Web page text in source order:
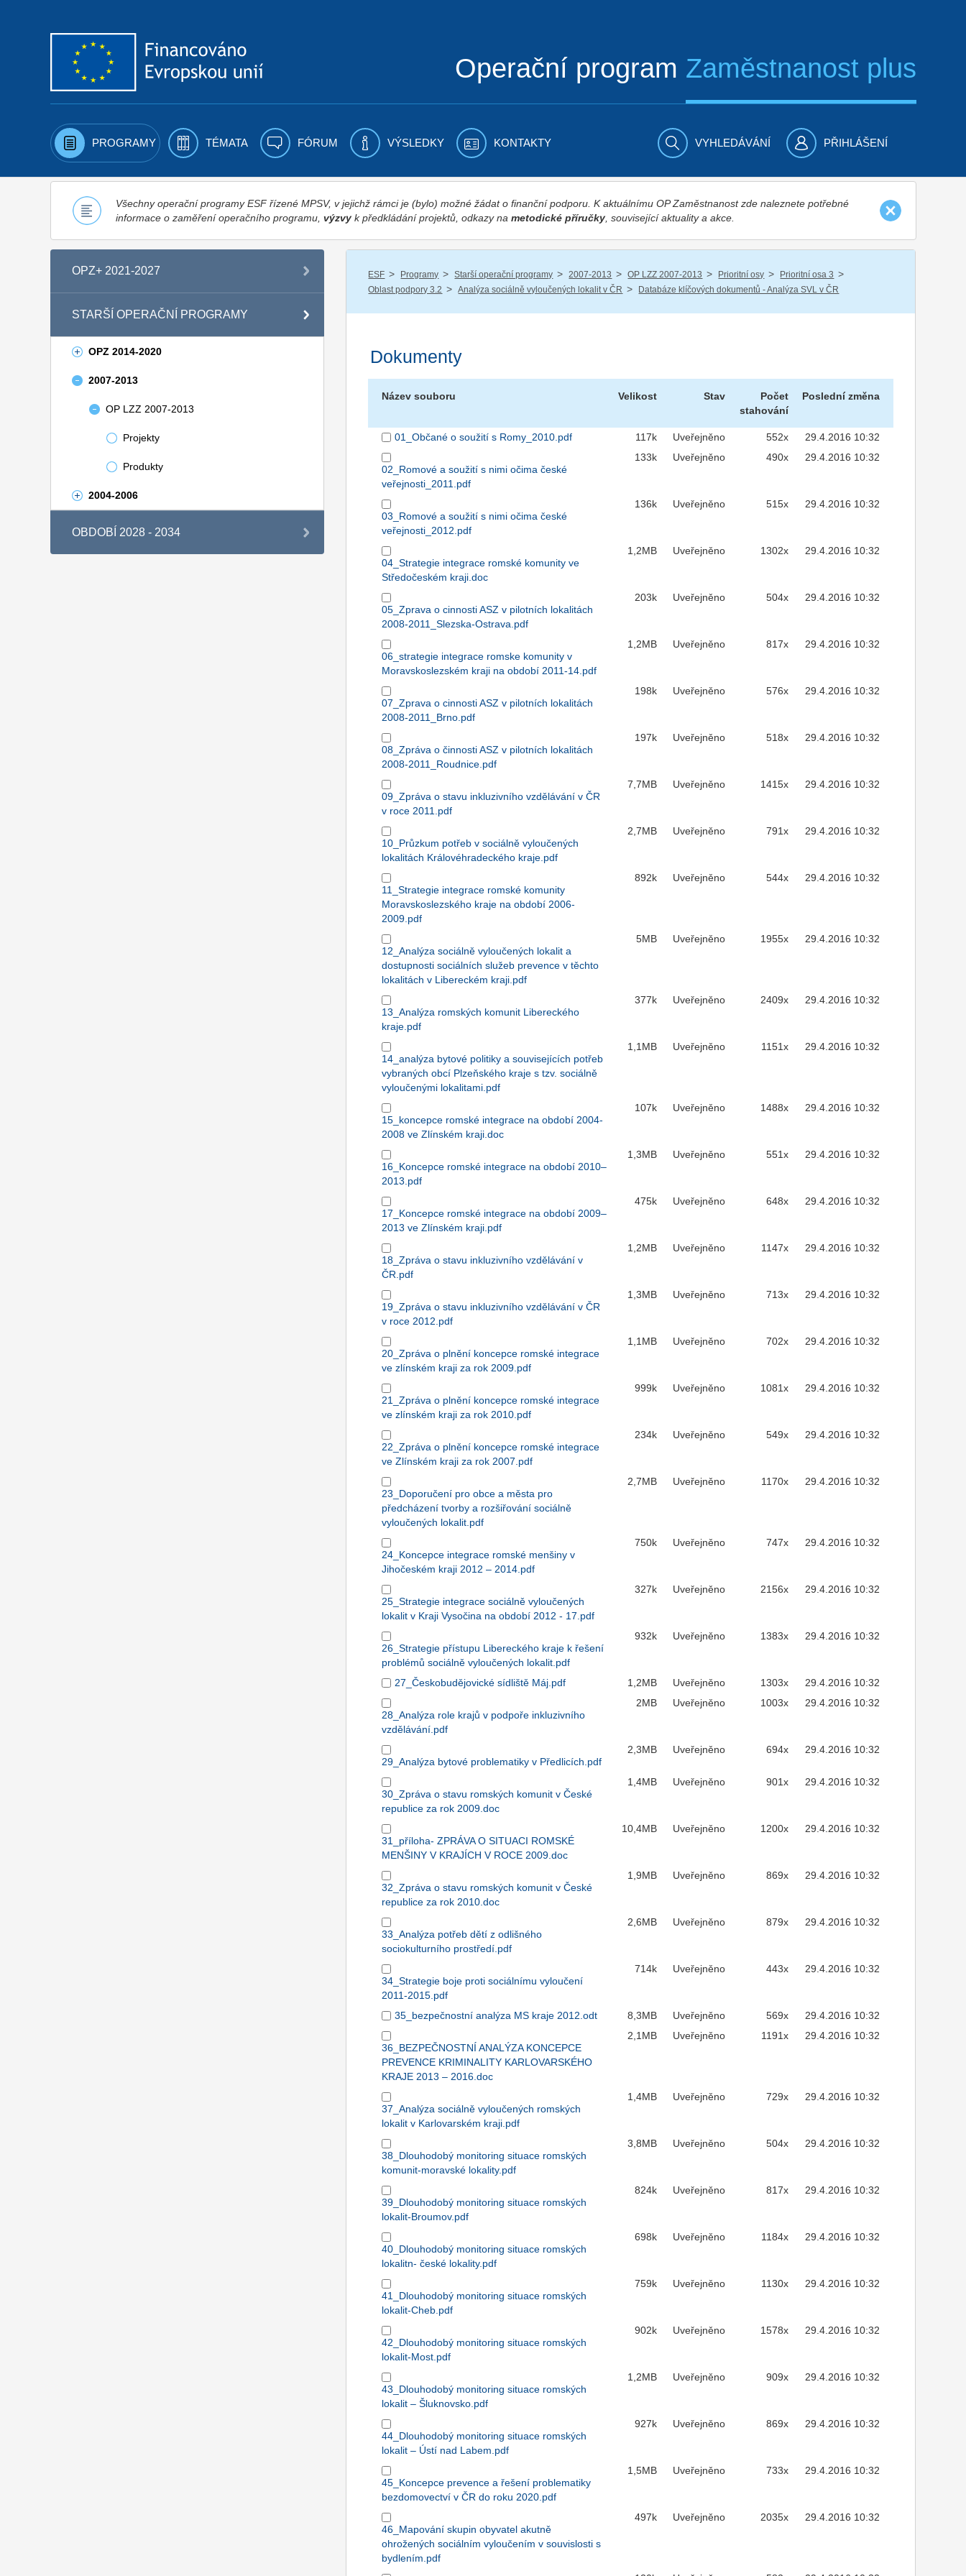
Operační program Zaměstnanost plus
PROGRAMY TÉMATA FÓRUM VÝSLEDKY KONTAKTY VYHLEDÁVÁNÍ PŘIHLÁŠENÍ
Všechny operační programy ESF řízené MPSV, v jejichž rámci je (bylo) možné žádat o finanční podporu. K aktuálnímu OP Zaměstnanost zde naleznete potřebné
informace o zaměření operačního programu, výzvyk předkládání projektů, odkazy na metodické příručky, související aktuality a akce.
OPZ+ 2021-2027
STARŠÍ OPERAČNÍ PROGRAMY
OPZ 2014-2020
2007-2013
OP LZZ 2007-2013
Projekty
Produkty
2004-2006
OBDOBÍ 2028 - 2034
ESF / Programy / Starší operační programy / 2007-2013 / OP LZZ 2007-2013 / Prioritní osy / Prioritní osa 3 /
Oblast podpory 3.2 / Analýza sociálně vyloučených lokalit v ČR / Databáze klíčových dokumentů - Analýza SVL v ČR
Dokumenty
Název souboru Velikost Stav
Počet
stahování
Poslední změna
01_Občané o soužití s Romy_2010.pdf 117k Uveřejněno 552x 29.4.2016 10:32
02_Romové a soužití s nimi očima české
veřejnosti_2011.pdf
133k Uveřejněno 490x 29.4.2016 10:32
03_Romové a soužití s nimi očima české
veřejnosti_2012.pdf
136k Uveřejněno 515x 29.4.2016 10:32
04_Strategie integrace romské komunity ve
Středočeském kraji.doc
1,2MB Uveřejněno 1302x 29.4.2016 10:32
05_Zprava o cinnosti ASZ v pilotních lokalitách
2008-2011_Slezska-Ostrava.pdf
203k Uveřejněno 504x 29.4.2016 10:32
06_strategie integrace romske komunity v
Moravskoslezském kraji na období 2011-14.pdf
1,2MB Uveřejněno 817x 29.4.2016 10:32
07_Zprava o cinnosti ASZ v pilotních lokalitách
2008-2011_Brno.pdf
198k Uveřejněno 576x 29.4.2016 10:32
08_Zpráva o činnosti ASZ v pilotních lokalitách
2008-2011_Roudnice.pdf
197k Uveřejněno 518x 29.4.2016 10:32
09_Zpráva o stavu inkluzivního vzdělávání v ČR
v roce 2011.pdf
7,7MB Uveřejněno 1415x 29.4.2016 10:32
10_Průzkum potřeb v sociálně vyloučených
lokalitách Královéhradeckého kraje.pdf
2,7MB Uveřejněno 791x 29.4.2016 10:32
11_Strategie integrace romské komunity
Moravskoslezského kraje na období 2006-
2009.pdf
892k Uveřejněno 544x 29.4.2016 10:32
12_Analýza sociálně vyloučených lokalit a
dostupnosti sociálních služeb prevence v těchto
lokalitách v Libereckém kraji.pdf
5MB Uveřejněno 1955x 29.4.2016 10:32
13_Analýza romských komunit Libereckého
kraje.pdf
377k Uveřejněno 2409x 29.4.2016 10:32
14_analýza bytové politiky a souvisejících potřeb
vybraných obcí Plzeňského kraje s tzv. sociálně
vyloučenými lokalitami.pdf
1,1MB Uveřejněno 1151x 29.4.2016 10:32
15_koncepce romské integrace na období 2004-
2008 ve Zlínském kraji.doc
107k Uveřejněno 1488x 29.4.2016 10:32
16_Koncepce romské integrace na období 2010–
2013.pdf
1,3MB Uveřejněno 551x 29.4.2016 10:32
17_Koncepce romské integrace na období 2009–
2013 ve Zlínském kraji.pdf
475k Uveřejněno 648x 29.4.2016 10:32
18_Zpráva o stavu inkluzivního vzdělávání v
ČR.pdf
1,2MB Uveřejněno 1147x 29.4.2016 10:32
19_Zpráva o stavu inkluzivního vzdělávání v ČR
v roce 2012.pdf
1,3MB Uveřejněno 713x 29.4.2016 10:32
20_Zpráva o plnění koncepce romské integrace
ve zlínském kraji za rok 2009.pdf
1,1MB Uveřejněno 702x 29.4.2016 10:32
21_Zpráva o plnění koncepce romské integrace
ve zlínském kraji za rok 2010.pdf
999k Uveřejněno 1081x 29.4.2016 10:32
22_Zpráva o plnění koncepce romské integrace
ve Zlínském kraji za rok 2007.pdf
234k Uveřejněno 549x 29.4.2016 10:32
23_Doporučení pro obce a města pro
předcházení tvorby a rozšiřování sociálně
vyloučených lokalit.pdf
2,7MB Uveřejněno 1170x 29.4.2016 10:32
24_Koncepce integrace romské menšiny v
Jihočeském kraji 2012 – 2014.pdf
750k Uveřejněno 747x 29.4.2016 10:32
25_Strategie integrace sociálně vyloučených
lokalit v Kraji Vysočina na období 2012 - 17.pdf
327k Uveřejněno 2156x 29.4.2016 10:32
26_Strategie přístupu Libereckého kraje k řešení
problémů sociálně vyloučených lokalit.pdf
932k Uveřejněno 1383x 29.4.2016 10:32
27_Českobudějovické sídliště Máj.pdf 1,2MB Uveřejněno 1303x 29.4.2016 10:32
28_Analýza role krajů v podpoře inkluzivního
vzdělávání.pdf
2MB Uveřejněno 1003x 29.4.2016 10:32
29_Analýza bytové problematiky v Předlicích.pdf
2,3MB Uveřejněno 694x 29.4.2016 10:32
30_Zpráva o stavu romských komunit v České
republice za rok 2009.doc
1,4MB Uveřejněno 901x 29.4.2016 10:32
31_příloha- ZPRÁVA O SITUACI ROMSKÉ
MENŠINY V KRAJÍCH V ROCE 2009.doc
10,4MB Uveřejněno 1200x 29.4.2016 10:32
32_Zpráva o stavu romských komunit v České
republice za rok 2010.doc
1,9MB Uveřejněno 869x 29.4.2016 10:32
33_Analýza potřeb dětí z odlišného
sociokulturního prostředí.pdf
2,6MB Uveřejněno 879x 29.4.2016 10:32
34_Strategie boje proti sociálnímu vyloučení
2011-2015.pdf
714k Uveřejněno 443x 29.4.2016 10:32
35_bezpečnostní analýza MS kraje 2012.odt 8,3MB Uveřejněno 569x 29.4.2016 10:32
36_BEZPEČNOSTNÍ ANALÝZA KONCEPCE
PREVENCE KRIMINALITY KARLOVARSKÉHO
KRAJE 2013 – 2016.doc
2,1MB Uveřejněno 1191x 29.4.2016 10:32
37_Analýza sociálně vyloučených romských
lokalit v Karlovarském kraji.pdf
1,4MB Uveřejněno 729x 29.4.2016 10:32
38_Dlouhodobý monitoring situace romských
komunit-moravské lokality.pdf
3,8MB Uveřejněno 504x 29.4.2016 10:32
39_Dlouhodobý monitoring situace romských
lokalit-Broumov.pdf
824k Uveřejněno 817x 29.4.2016 10:32
40_Dlouhodobý monitoring situace romských
lokalitn- české lokality.pdf
698k Uveřejněno 1184x 29.4.2016 10:32
41_Dlouhodobý monitoring situace romských
lokalit-Cheb.pdf
759k Uveřejněno 1130x 29.4.2016 10:32
42_Dlouhodobý monitoring situace romských
lokalit-Most.pdf
902k Uveřejněno 1578x 29.4.2016 10:32
43_Dlouhodobý monitoring situace romských
lokalit – Šluknovsko.pdf
1,2MB Uveřejněno 909x 29.4.2016 10:32
44_Dlouhodobý monitoring situace romských
lokalit – Ústí nad Labem.pdf
927k Uveřejněno 869x 29.4.2016 10:32
45_Koncepce prevence a řešení problematiky
bezdomovectví v ČR do roku 2020.pdf
1,5MB Uveřejněno 733x 29.4.2016 10:32
46_Mapování skupin obyvatel akutně
ohrožených sociálním vyloučením v souvislosti s
bydlením.pdf
497k Uveřejněno 2035x 29.4.2016 10:32